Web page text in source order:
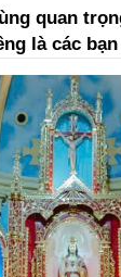
quan
là các